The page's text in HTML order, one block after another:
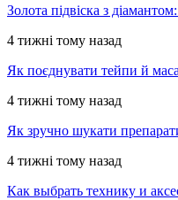
Золота підвіска з
4 тижні тому назад
Як поєднувати тейпи й
4 тижні тому назад
Як зручно шукати
4 тижні тому назад
Как выбрать технику и